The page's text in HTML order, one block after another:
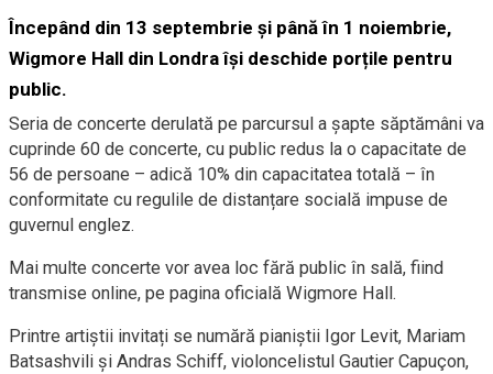
Începând din 13 septembrie și până în 1 noiembrie,
Wigmore Hall din Londra își deschide porțile pentru
public.
Seria de concerte derulată pe parcursul a șapte săptămâni va
cuprinde 60 de concerte, cu public redus la o capacitate de
56 de persoane – adică 10% din capacitatea totală – în
conformitate cu regulile de distanțare socială impuse de
guvernul englez.
Mai multe concerte vor avea loc fără public în sală, fiind
transmise online, pe pagina oficială Wigmore Hall.
Printre artiștii invitați se numără pianiștii Igor Levit, Mariam
Batsashvili și Andras Schiff, violoncelistul Gautier Capuçon,